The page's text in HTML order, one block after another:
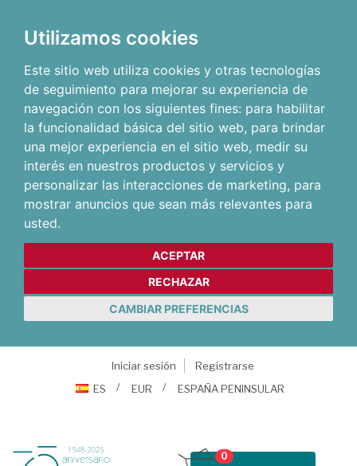
Utilizamos cookies
Este sitio web utiliza cookies y otras tecnologías
de seguimiento para mejorar su experiencia de
navegación con los siguientes fines: para habilitar
la funcionalidad básica del sitio web, para brindar
una mejor experiencia en el sitio web, medir su
interés en nuestros productos y servicios y
personalizar las interacciones de marketing, para
mostrar anuncios que sean más relevantes para
usted.
ACEPTAR
RECHAZAR
CAMBIAR PREFERENCIAS
Iniciar sesión
Registrarse
ES
EUR ESPAÑA PENINSULAR
0